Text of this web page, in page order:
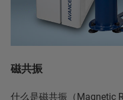
磁共振
什么是磁共振（Magnetic